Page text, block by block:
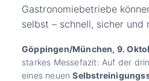
Gastronomiebetriebe
selbst – schnell, sicher und
Göppingen/München, 9.
starkes Messefazit: Auf der
eines neuen